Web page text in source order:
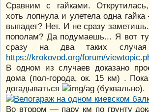
Сравним с гайками.
хоть лопнула и улетела одна
выпадет? Нет. И не сразу
пополам? Да подумаешь... Я вот
сразу на два таких
https://krokovod.org/forum/
В одном из случаев доказано
дома (пол-города, ок. 15 км) .
догадываться
(буквально).
Во втором — пару км по грунту